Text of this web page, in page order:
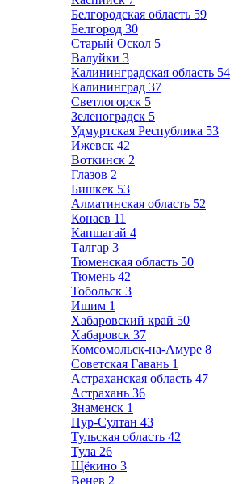
Белгородская область 59
Белгород 30
Старый Оскол 5
Валуйки 3
Калининградская область 54
Калининград 37
Светлогорск 5
Зеленоградск 5
Удмуртская Республика 53
Ижевск 42
Воткинск 2
Глазов 2
Бишкек 53
Алматинская область 52
Конаев 11
Капшагай 4
Талгар 3
Тюменская область 50
Тюмень 42
Тобольск 3
Ишим 1
Хабаровский край 50
Хабаровск 37
Комсомольск-на-Амуре 8
Советская Гавань 1
Астраханская область 47
Астрахань 36
Знаменск 1
Нур-Султан 43
Тульская область 42
Тула 26
Щёкино 3
Венев 2